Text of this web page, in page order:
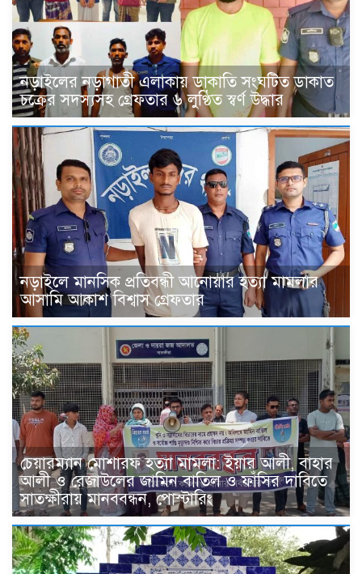
নড়াইলের নড়াগাতী এলাকায় ডাকাতি সংঘটিত ডাকাত
চক্রের সদস্যসহ গ্রেফতার ৬ লুণ্ঠিত স্বর্ণ উদ্ধার
নড়াইলে মানসিক প্রতিবন্ধী আনোয়ার হত্যা মামলার
আসামি আকাশ বিশ্বাস গ্রেফতার
চেয়ারম্যান মোশারফ হত্যা মামলা: ইয়ার আলী, বাহার
আলী ও রেজাউলের জামিন বাতিল ও ফাঁসির দাবিতে
সাতক্ষীরায় মানববন্ধন, পোস্টারিং